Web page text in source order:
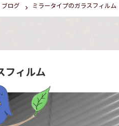
ブログ ミラータイプのガラスフィルム
フィルム